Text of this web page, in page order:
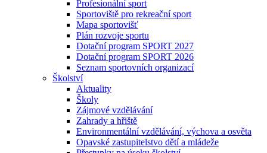
Profesionální sport
Sportoviště pro rekreační sport
Mapa sportovišť
Plán rozvoje sportu
Dotační program SPORT 2027
Dotační program SPORT 2026
Seznam sportovních organizací
Školství
Aktuality
Školy
Zájmové vzdělávání
Zahrady a hřiště
Environmentální vzdělávání, výchova a osvěta
Opavské zastupitelstvo dětí a mládeže